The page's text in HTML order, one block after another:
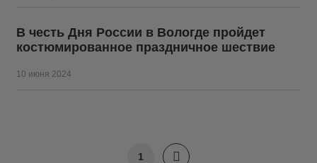
В честь Дня России в Вологде пройдет
костюмированное праздничное шествие
10 июня 2024
1